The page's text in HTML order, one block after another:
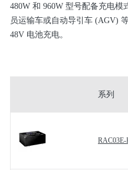
480W 和 960W 型号配备充电
员运输车或自动导引车 (AGV)
48V 电池充电。
系列
RAC03E-